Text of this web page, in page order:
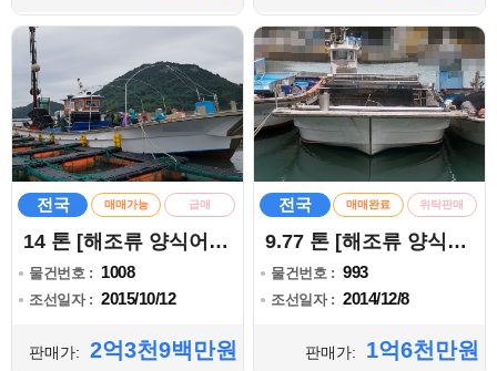
전국 매매가능 급매
14 톤 [해조류 양식어업]
물건번호 : 1008
조선일자 : 2015/10/12
판매가: 2억3천9백만원
전국 매매완료 위탁판매
9.77 톤 [해조류 양식어업]
물건번호 : 993
조선일자 : 2014/12/8
판매가: 1억6천만원